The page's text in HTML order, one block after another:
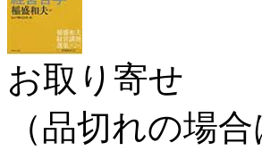
お取り寄せ
（品切れの場